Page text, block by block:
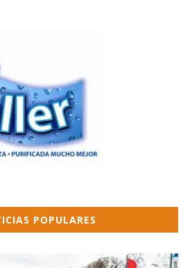
POPULARES